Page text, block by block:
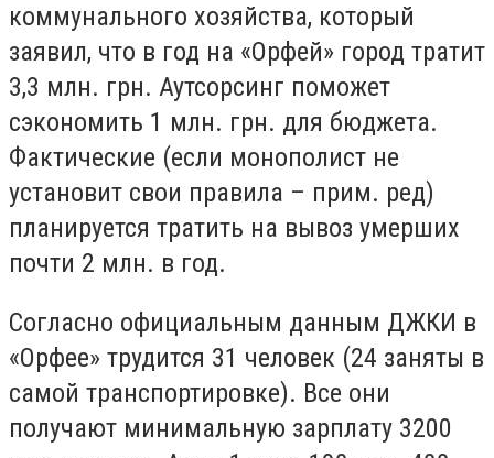
коммунального хозяйства, который
заявил, что в год на «Орфей» город тратит
3,3 млн. грн. Аутсорсинг поможет
сэкономить 1 млн. грн. для бюджета.
Фактические (если монополист не
установит свои правила – прим. ред)
планируется тратить на вывоз умерших
почти 2 млн. в год.
Согласно официальным данным ДЖКИ в
«Орфее» трудится 31 человек (24 заняты в
самой транспортировке). Все они
получают минимальную зарплату 3200